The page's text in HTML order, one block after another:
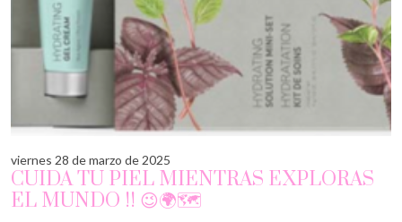
viernes 28 de marzo de 2025
CUIDA TU PIEL MIENTRAS EXPLORAS
EL MUNDO !! 😉🌍🗺️